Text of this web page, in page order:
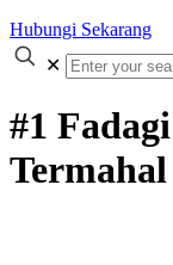
Hubungi Sekarang
✕
#1
Termahal